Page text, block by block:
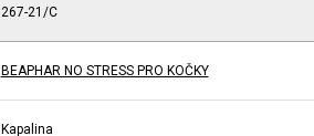
267-21/C
BEAPHAR NO STRESS PRO KOČKY
Kapalina